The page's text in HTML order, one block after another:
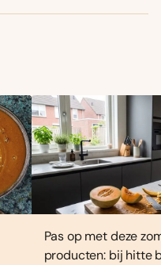
Pas op met deze
producten: bij hitte